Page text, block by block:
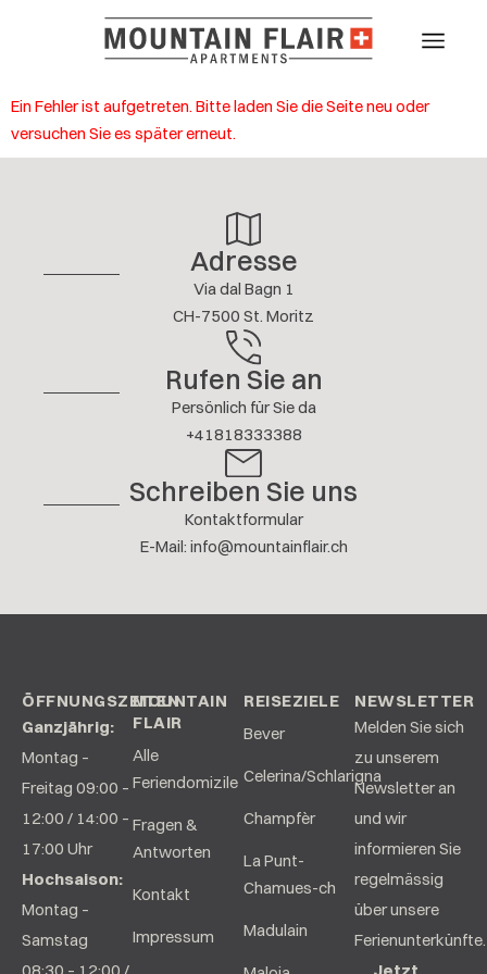
Adresse
Via dal Bagn 1
CH-7500 St. Moritz
Rufen Sie an
Persönlich für Sie da
+41818333388
Schreiben Sie uns
Kontaktformular
E-Mail: info@mountainflair.ch
ÖFFNUNGSZEITEN
Ganzjährig:
Montag –
Freitag 09:00 –
12:00 / 14:00 –
17:00 Uhr
Hochsaison:
Montag –
Samstag
MOUNTAIN
FLAIR
Alle
Feriendomizile
Fragen &
Antworten
Kontakt
Impressum
REISEZIELE
Bever
Celerina/Schlarigna
Champfèr
La Punt-
Chamues-ch
Madulain
NEWSLETTER
Melden Sie sich
zu unserem
Newsletter an
und wir
informieren Sie
regelmässig
über unsere
Ferienunterkünfte.